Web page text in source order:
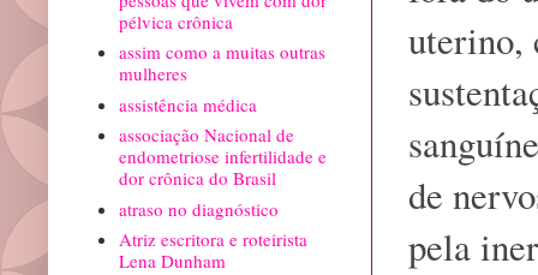
uterino,
de
pela
pélvica crônica
assim como a muitas outras
mulheres
assistência médica
associação Nacional de
endometriose infertilidade e
dor crônica do Brasil
atraso no diagnóstico
Atriz escritora e roteirista
Lena Dunham